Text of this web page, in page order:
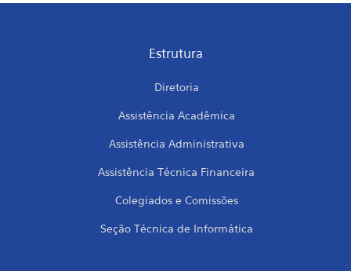
Estrutura
Diretoria
Assistência Acadêmica
Assistência Administrativa
Assistência Técnica Financeira
Colegiados e Comissões
Seção Técnica de Informática